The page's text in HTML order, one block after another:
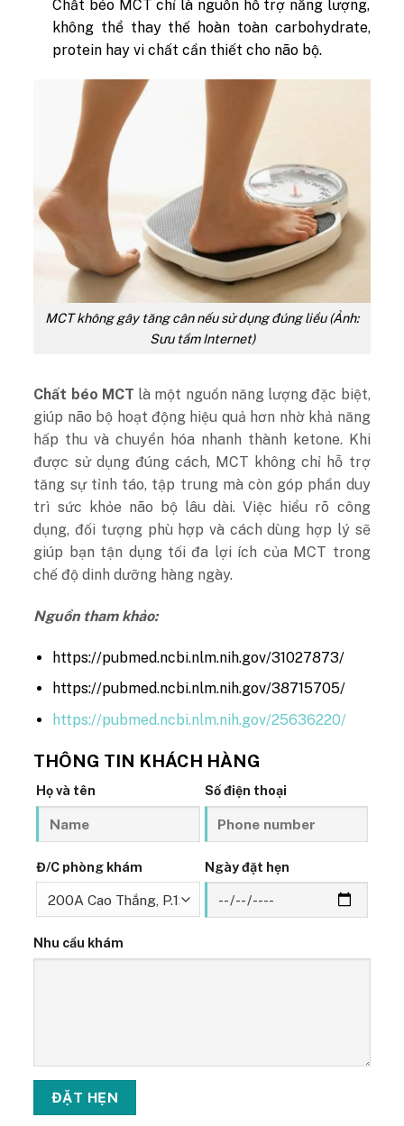
Chất béo MCT chỉ là nguồn hỗ trợ năng lượng,
không thể thay thế hoàn toàn carbohydrate,
protein hay vi chất cần thiết cho não bộ.
MCT không gây tăng cân nếu sử dụng đúng liều (Ảnh:
Sưu tầm Internet)
Chất béo MCT là một nguồn năng lượng đặc biệt,
giúp não bộ hoạt động hiệu quả hơn nhờ khả năng
hấp thu và chuyển hóa nhanh thành ketone. Khi
được sử dụng đúng cách, MCT không chỉ hỗ trợ
tăng sự tỉnh táo, tập trung mà còn góp phần duy
trì sức khỏe não bộ lâu dài. Việc hiểu rõ công
dụng, đối tượng phù hợp và cách dùng hợp lý sẽ
giúp bạn tận dụng tối đa lợi ích của MCT trong
chế độ dinh dưỡng hàng ngày.
Nguồn tham khảo:
https://pubmed.ncbi.nlm.nih.gov/31027873/
https://pubmed.ncbi.nlm.nih.gov/38715705/
https://pubmed.ncbi.nlm.nih.gov/25636220/
THÔNG TIN KHÁCH HÀNG
Họ và tên Số điện thoại
Đ/C phòng khám Ngày đặt hẹn
Nhu cầu khám